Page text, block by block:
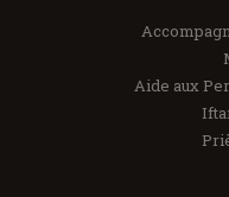
Aide aux